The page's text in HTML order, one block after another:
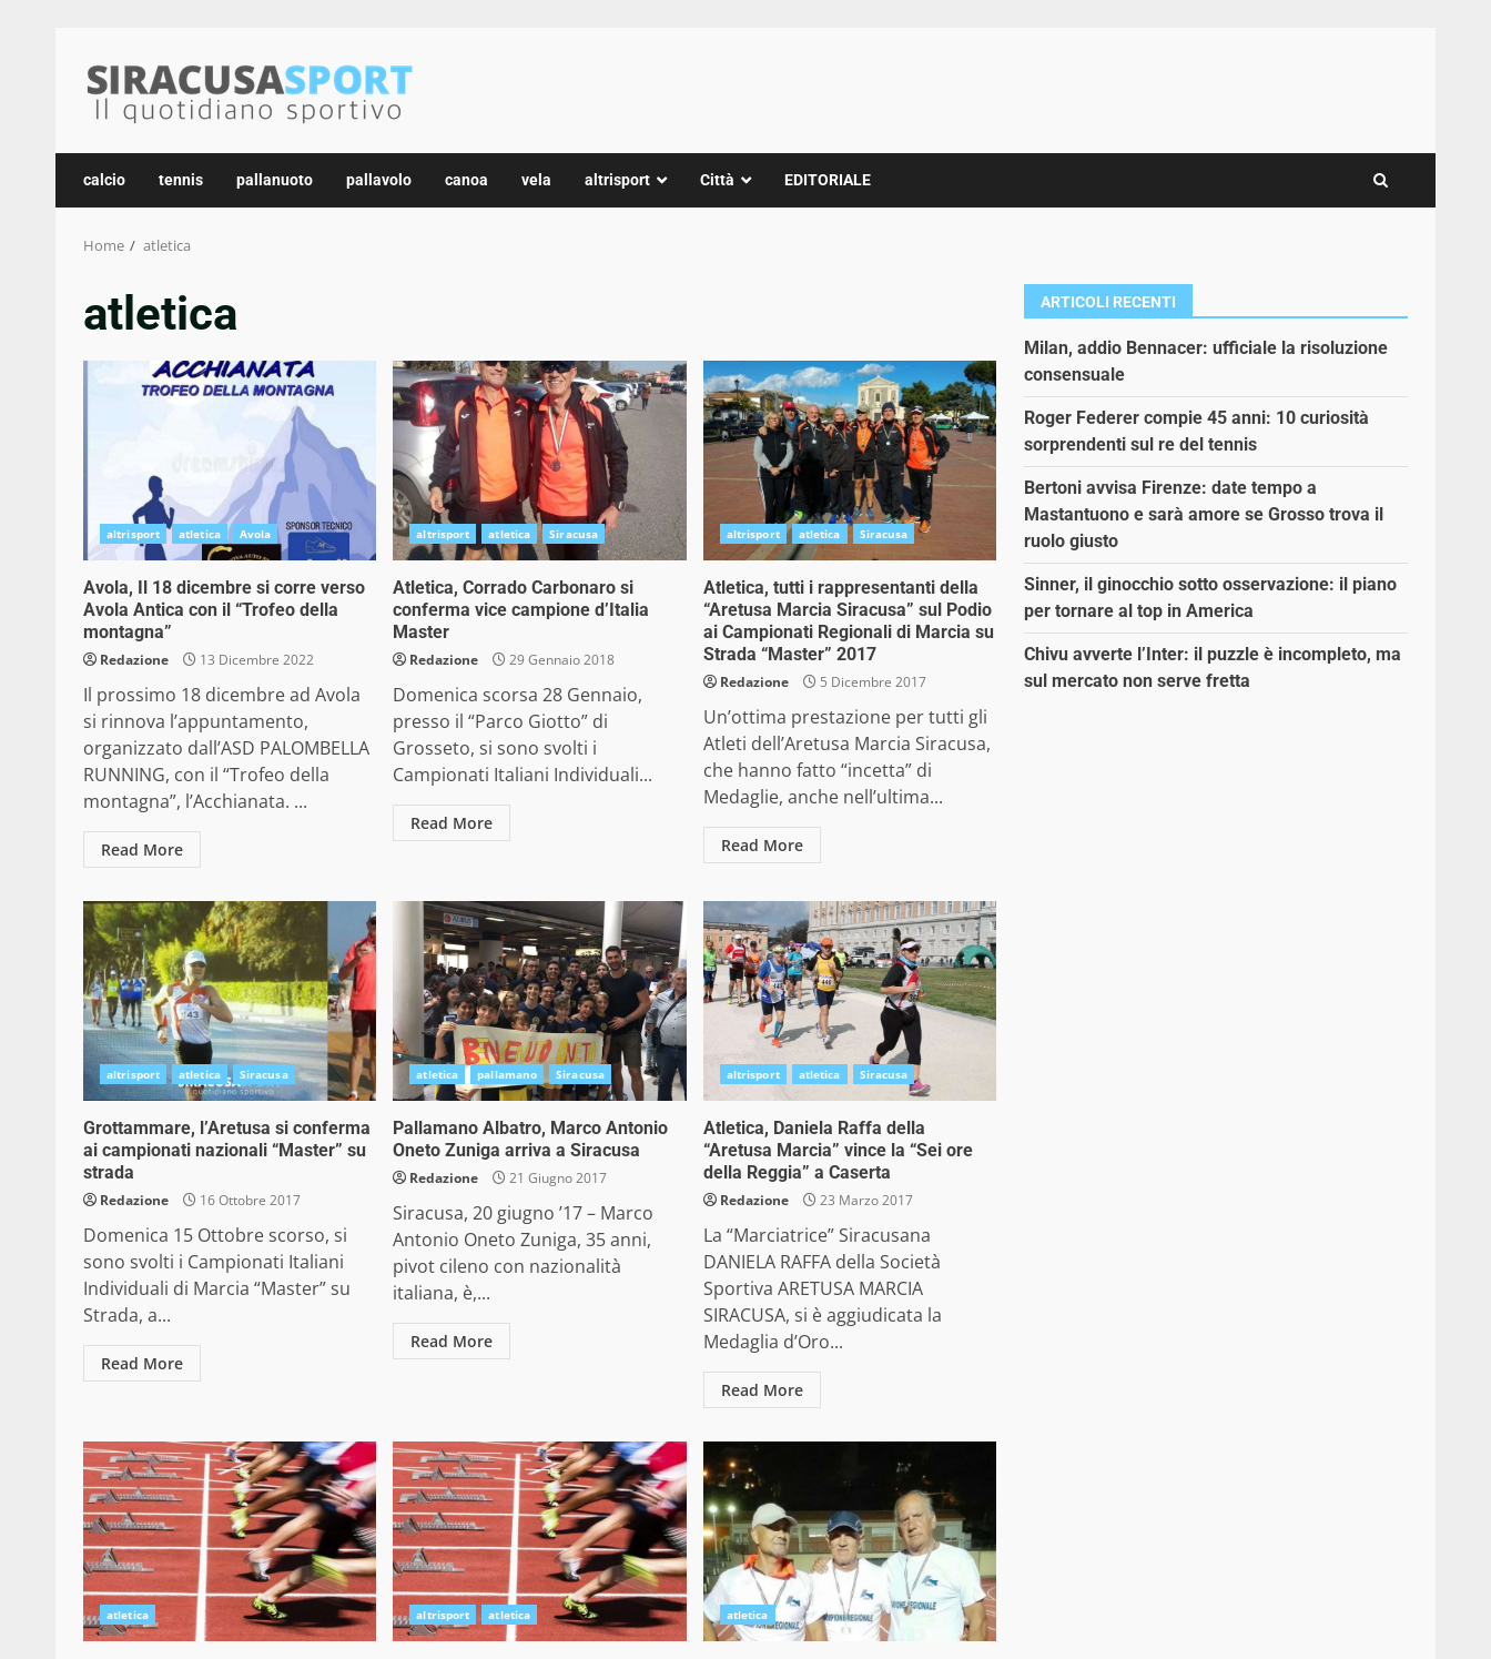
content
calcio tennis pallanuoto pallavolo canoa vela altrisport Città EDITORIALE
Home atletica
atletica
altrisport atletica Avola
Avola, Il 18 dicembre si corre verso
Avola Antica con il “Trofeo della
montagna”
Redazione 13 Dicembre 2022
Il prossimo 18 dicembre ad Avola
si rinnova l’appuntamento,
organizzato dall’ASD PALOMBELLA
RUNNING, con il “Trofeo della
montagna”, l’Acchianata. ...
Read More
altrisport atletica Siracusa
Atletica, Corrado Carbonaro si
conferma vice campione d’Italia
Master
Redazione 29 Gennaio 2018
Domenica scorsa 28 Gennaio,
presso il “Parco Giotto” di
Grosseto, si sono svolti i
Campionati Italiani Individuali...
Read More
altrisport atletica Siracusa
Atletica, tutti i rappresentanti della
“Aretusa Marcia Siracusa” sul Podio
ai Campionati Regionali di Marcia su
Strada “Master” 2017
Redazione 5 Dicembre 2017
Un’ottima prestazione per tutti gli
Atleti dell’Aretusa Marcia Siracusa,
che hanno fatto “incetta” di
Medaglie, anche nell’ultima...
Read More
altrisport atletica Siracusa
Grottammare, l’Aretusa si conferma
ai campionati nazionali “Master” su
strada
Redazione 16 Ottobre 2017
Domenica 15 Ottobre scorso, si
sono svolti i Campionati Italiani
Individuali di Marcia “Master” su
Strada, a...
Read More
atletica pallamano Siracusa
Pallamano Albatro, Marco Antonio
Oneto Zuniga arriva a Siracusa
Redazione 21 Giugno 2017
Siracusa, 20 giugno ’17 – Marco
Antonio Oneto Zuniga, 35 anni,
pivot cileno con nazionalità
italiana, è,...
Read More
altrisport atletica Siracusa
Atletica, Daniela Raffa della
“Aretusa Marcia” vince la “Sei ore
della Reggia” a Caserta
Redazione 23 Marzo 2017
La “Marciatrice” Siracusana
DANIELA RAFFA della Società
Sportiva ARETUSA MARCIA
SIRACUSA, si è aggiudicata la
Medaglia d’Oro...
Read More
atletica altrisport atletica atletica
ARTICOLI RECENTI
Milan, addio Bennacer: ufficiale la risoluzione
consensuale
Roger Federer compie 45 anni: 10 curiosità
sorprendenti sul re del tennis
Bertoni avvisa Firenze: date tempo a
Mastantuono e sarà amore se Grosso trova il
ruolo giusto
Sinner, il ginocchio sotto osservazione: il piano
per tornare al top in America
Chivu avverte l’Inter: il puzzle è incompleto, ma
sul mercato non serve fretta